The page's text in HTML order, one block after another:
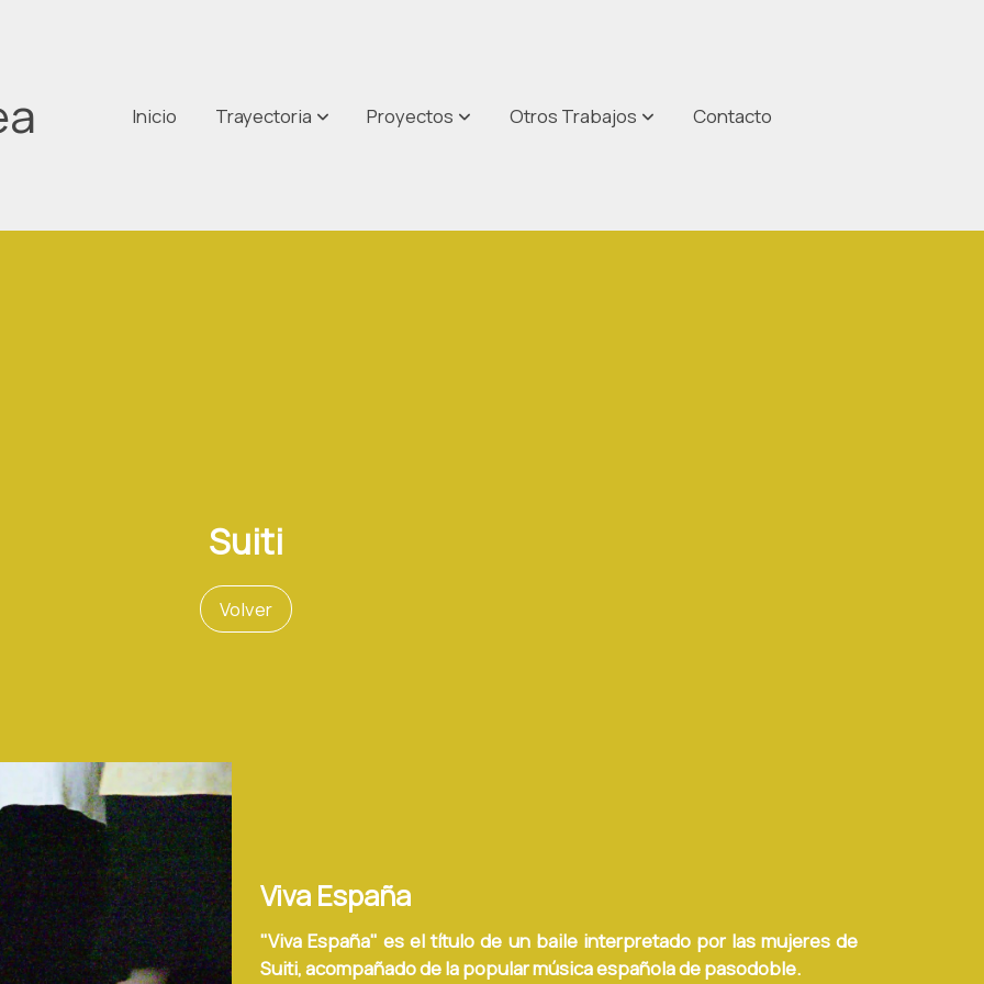
Inicio Trayectoria Proyectos Otros Trabajos Contacto
Suiti
Volver
Viva España
"Viva España" es el título de un baile interpretado por las mujeres de
Suiti, acompañado de la popular música española de pasodoble.